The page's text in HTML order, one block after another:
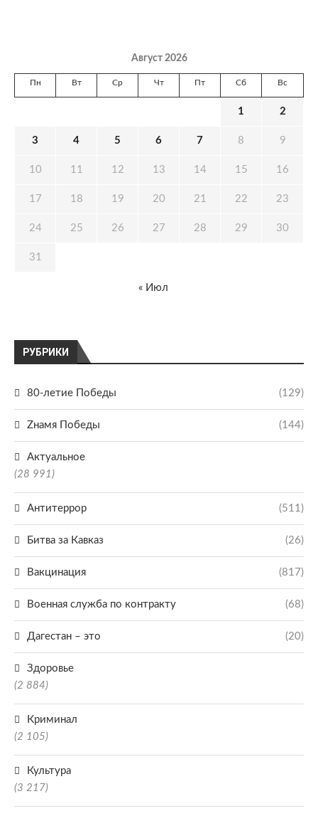
РУБРИКИ
80-летие Победы (129)
Zнамя Победы (144)
Актуальное
(28 991)
Антитеррор (511)
Битва за Кавказ (26)
Вакцинация (817)
Военная служба по контракту (68)
Дагестан – это (20)
Здоровье
(2 884)
Криминал
(2 105)
Культура
(3 217)
Август 2026
Пн Вт Ср Чт Пт Сб Вс
1 2
3 4 5 6 7 8 9
10 11 12 13 14 15 16
17 18 19 20 21 22 23
24 25 26 27 28 29 30
31
« Июл